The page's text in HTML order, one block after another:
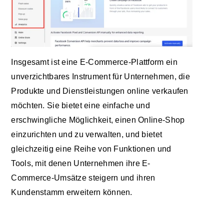
Insgesamt ist eine E-Commerce-Plattform ein
unverzichtbares Instrument für Unternehmen, die
Produkte und Dienstleistungen online verkaufen
möchten. Sie bietet eine einfache und
erschwingliche Möglichkeit, einen Online-Shop
einzurichten und zu verwalten, und bietet
gleichzeitig eine Reihe von Funktionen und
Tools, mit denen Unternehmen ihre E-
Commerce-Umsätze steigern und ihren
Kundenstamm erweitern können.